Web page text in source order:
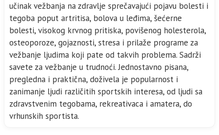
učinak vežbanja na zdravlje sprečavajući pojavu bolesti i
tegoba poput artritisa, bolova u leđima, šećerne
bolesti, visokog krvnog pritiska, povišenog holesterola,
osteoporoze, gojaznosti, stresa i prilaže programe za
vežbanje ljudima koji pate od takvih problema. Sadrži
savete za vežbanje u trudnoći. Jednostavno pisana,
pregledna i praktična, doživela je popularnost i
zanimanje ljudi različitih sportskih interesa, od ljudi sa
zdravstvenim tegobama, rekreativaca i amatera, do
vrhunskih sportista.